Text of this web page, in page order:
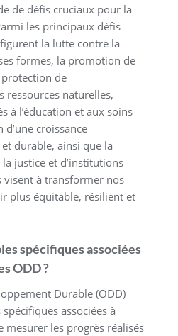
de défis cruciaux pour la
les principaux défis
la lutte contre la
formes, la promotion de
protection de
ressources naturelles,
à l’éducation et aux soins
croissance
durable, ainsi que la
justice et d’institutions
visent à transformer nos
plus équitable, résilient et
spécifiques associées
ODD ?
Durable (ODD)
associées à
mesurer les progrès réalisés